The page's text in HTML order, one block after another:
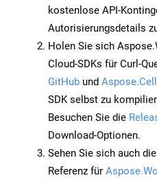
kostenlose API-
Autorisierungsdetails
Holen Sie sich
Cloud-SDKs für Curl-
GitHub und
SDK selbst zu
Besuchen Sie die
Download-Optionen.
Sehen Sie sich auch
Referenz für